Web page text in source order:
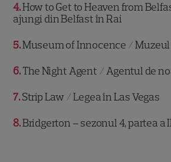
4 How to Get to Heaven from
ajungi din Belfast în Rai
5 Museum of Innocence /
6 The Night Agent / Agentul de
7 Strip Law / Legea în Las Vegas
8 Bridgerton – sezonul 4, partea a